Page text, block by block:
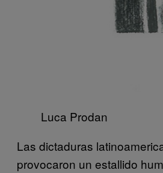
Luca Prodan
​Las dictaduras
provocaron un estallido